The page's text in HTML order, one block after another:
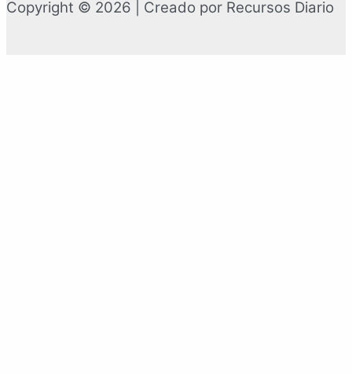
Copyright © 2026 | Creado por Recursos Diario